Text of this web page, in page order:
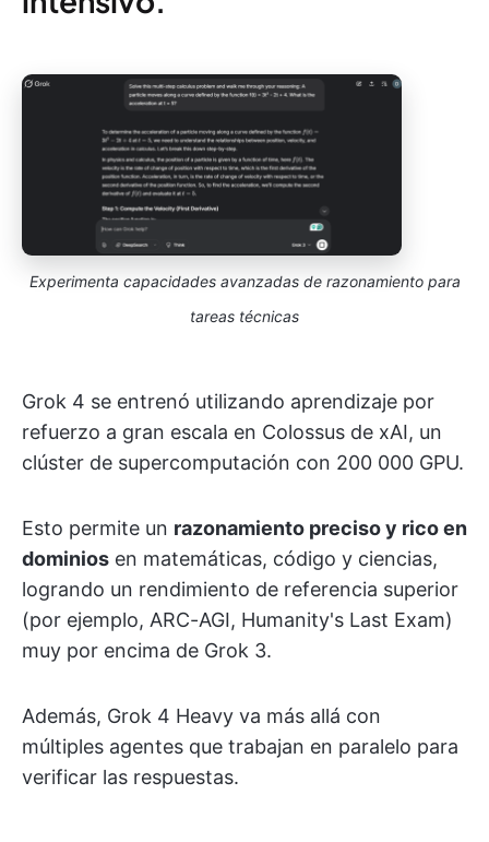
Experimenta capacidades avanzadas de razonamiento para
tareas técnicas
Grok 4 se entrenó utilizando aprendizaje por
refuerzo a gran escala en Colossus de xAI, un
clúster de supercomputación con 200 000 GPU.
Esto permite un razonamiento preciso y rico en
dominios en matemáticas, código y ciencias,
logrando un rendimiento de referencia superior
(por ejemplo, ARC-AGI, Humanity's Last Exam)
muy por encima de Grok 3.
Además, Grok 4 Heavy va más allá con
múltiples agentes que trabajan en paralelo para
verificar las respuestas.